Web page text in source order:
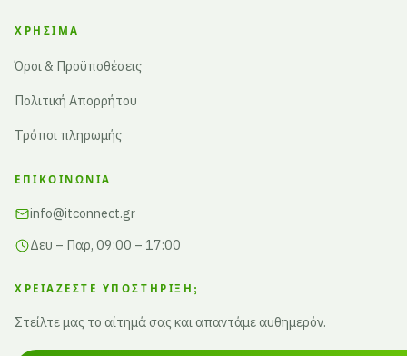
ΧΡΉΣΙΜΑ
Όροι & Προϋποθέσεις
Πολιτική Απορρήτου
Τρόποι πληρωμής
ΕΠΙΚΟΙΝΩΝΊΑ
info@itconnect.gr
Δευ – Παρ, 09:00 – 17:00
ΧΡΕΙΆΖΕΣΤΕ ΥΠΟΣΤΉΡΙΞΗ;
Στείλτε μας το αίτημά σας και απαντάμε αυθημερόν.